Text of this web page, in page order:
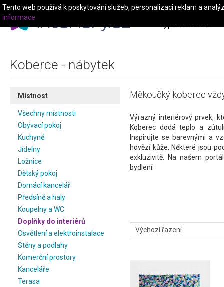
Typ místnosti
Koberce - nábytek
Místnost
Všechny místnosti
Obývací pokoj
Kuchyně
Jídelny
Ložnice
Dětský pokoj
Domácí kancelář
Předsíně a haly
Koupelny a WC
Doplňky do interiérů
Osvětlení a elektroinstalace
Stěny a podlahy
Komerční prostory
Kanceláře
Terasa
Měkoučký koberec
Výrazný interiérový prvek,
Koberec dodá teplo a
Inspirujte se barevnými a
hovězí kůže. Některé jsou
exkluzivitě. Na našem
bydlení.
Tento web používá k poskytování služeb, personalizaci reklam a
informace